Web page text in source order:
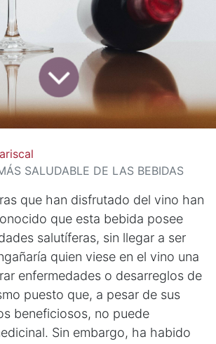
SALUDABLE DE LAS BEBIDAS
que han disfrutado del vino han
que esta bebida posee
salutíferas, sin llegar a ser
quien viese en el vino una
enfermedades o desarreglos de
puesto que, a pesar de sus
beneficiosos, no puede
Sin embargo, ha habido